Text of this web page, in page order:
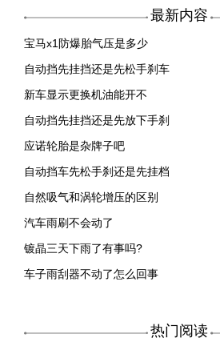
最新内容
宝马x1防爆胎气压是多少
自动挡先挂挡还是先松手刹车
新车显示更换机油能开不
自动挡先挂挡还是先放下手刹
应诺轮胎是杂牌子吧
自动挡车先松手刹还是先挂档
自然吸气和涡轮增压的区别
汽车雨刷不会动了
镀晶三天下雨了有事吗?
车子雨刮器不动了怎么回事
热门阅读